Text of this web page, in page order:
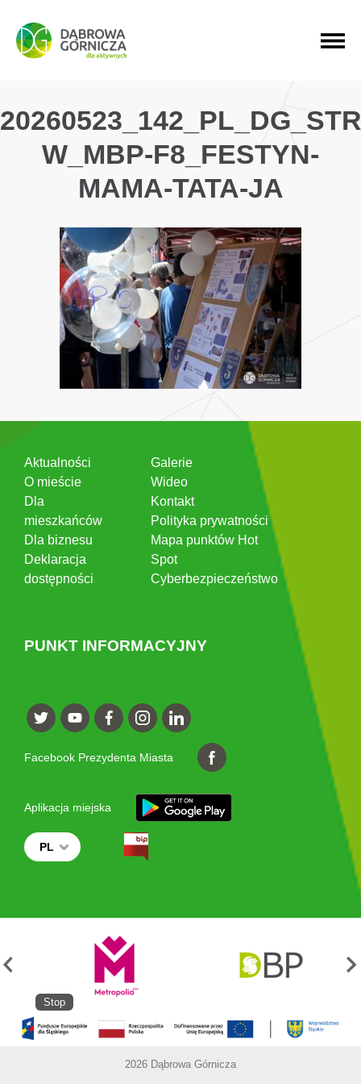
PRZEJDŹ DO MENU GŁÓWNEGO
PRZEJDŹ DO WYSZUKIWARKI
PRZEJDŹ DO TREŚCI
W_MBP-F8_FESTYN-
MAMA-TATA-JA
Aktualności
O mieście
Dla
mieszkańców
Dla biznesu
Deklaracja
dostępności
Galerie
Wideo
Kontakt
Polityka prywatności
Mapa punktów Hot
Spot
Cyberbezpieczeństwo
PUNKT INFORMACYJNY
Facebook Prezydenta Miasta
Aplikacja miejska
PL
Stop
2026 Dąbrowa Górnicza